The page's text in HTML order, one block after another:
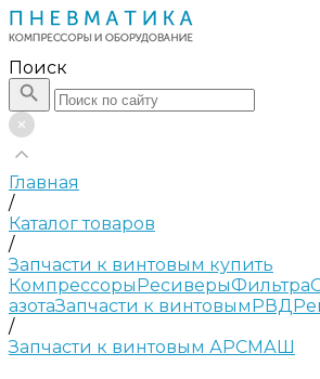
Поиск
Главная
/
Каталог товаров
/
Запчасти к винтовым купить
КомпрессорыРесиверыФильтра
азотаЗапчасти к винтовымРВД
/
Запчасти к винтовым АРСМАШ